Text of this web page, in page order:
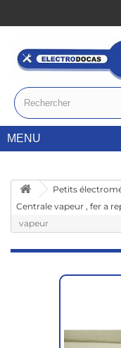
MENU
Petits
Centrale vapeur , fer a
vapeur